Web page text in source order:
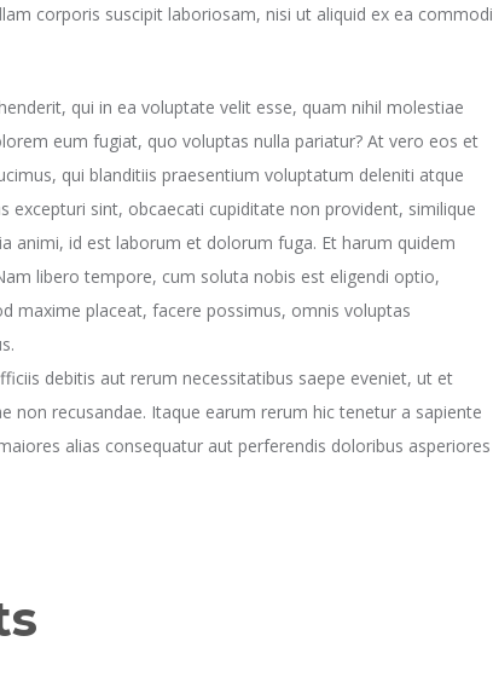
corporis suscipit laboriosam, nisi ut aliquid ex ea commodi
qui in ea voluptate velit esse, quam nihil molestiae
eum fugiat, quo voluptas nulla pariatur? At vero eos et
qui blanditiis praesentium voluptatum deleniti atque
excepturi sint, obcaecati cupiditate non provident, similique
animi, id est laborum et dolorum fuga. Et harum quidem
libero tempore, cum soluta nobis est eligendi optio,
maxime placeat, facere possimus, omnis voluptas
debitis aut rerum necessitatibus saepe eveniet, ut et
non recusandae. Itaque earum rerum hic tenetur a sapiente
alias consequatur aut perferendis doloribus asperiores